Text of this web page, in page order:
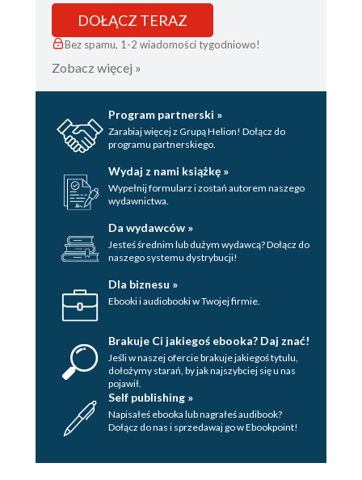
DOŁĄCZ TERAZ
Bez spamu, 1-2 wiadomości tygodniowo!
Zobacz więcej »
Program partnerski »
Zarabiaj więcej z Grupą Helion! Dołącz do
programu partnerskiego.
Wydaj z nami książkę »
Wypełnij formularz i zostań autorem naszego
wydawnictwa.
Da wydawców »
Jesteś średnim lub dużym wydawcą? Dołącz do
naszego systemu dystrybucji!
Dla biznesu »
Ebooki i audiobooki w Twojej firmie.
Brakuje Ci jakiegoś ebooka? Daj znać!
Jeśli w naszej ofercie brakuje jakiegoś tytulu,
dołożymy starań, by jak najszybciej się u nas
pojawił.
Self publishing »
Napisałeś ebooka lub nagrałeś audibook?
Dołącz do nas i sprzedawaj go w Ebookpoint!